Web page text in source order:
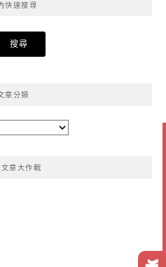
快速搜尋
章分類
章大作戰